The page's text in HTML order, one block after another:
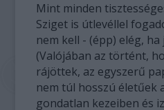
Mint minden
Sziget is útlevéllel
nem kell - (épp) elég, ha
(Valójában az történt,
rájöttek, az egyszerű
nem túl hosszú életűek
gondatlan kezeiben és